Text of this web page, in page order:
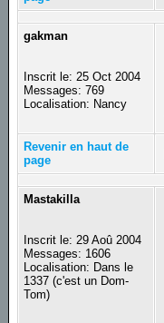
gakman
Inscrit le: 25 Oct 2004
Messages: 769
Localisation: Nancy
Revenir en haut de
page
Mastakilla
Inscrit le: 29 Aoû 2004
Messages: 1606
Localisation: Dans le
1337 (c'est un Dom-
Tom)